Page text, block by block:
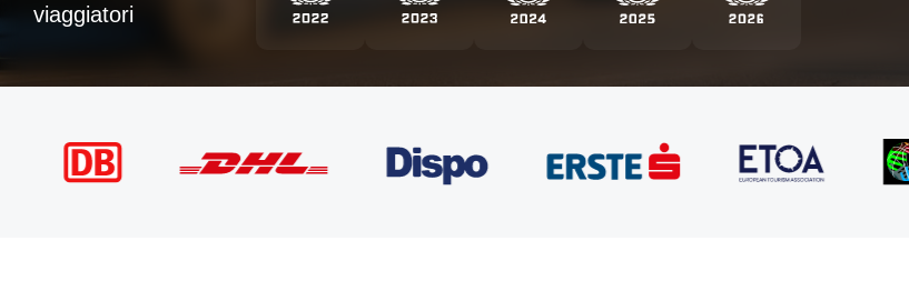
viaggiatori